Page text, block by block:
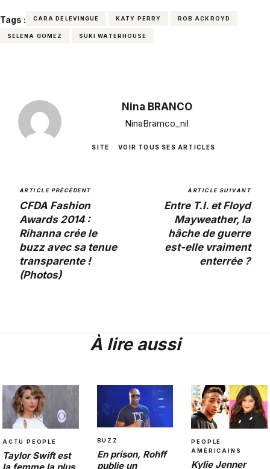
Tags : CARA DELEVINGUE KATY PERRY ROB ACKROYD
SELENA GOMEZ SUKI WATERHOUSE
Nina BRANCO
NinaBramco_nil
SITE VOIR TOUS SES ARTICLES
ARTICLE PRÉCÉDENT
CFDA Fashion
Awards 2014 :
Rihanna crée le
buzz avec sa tenue
transparente !
(Photos)
ARTICLE SUIVANT
Entre T.I. et Floyd
Mayweather, la
hâche de guerre
est-elle vraiment
enterrée ?
À lire aussi
ACTU PEOPLE
Taylor Swift est
BUZZ
En prison, Rohff
publie un
PEOPLE
AMÉRICAINS
Kylie Jenner